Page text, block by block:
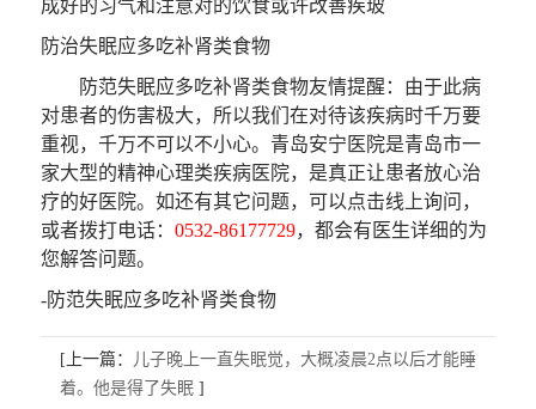
成好的习气和注意对的饮食或许改善疾玻
防治失眠应多吃补肾类食物
防范失眠应多吃补肾类食物友情提醒 ：由于此病
对患者的伤害极大，所以我们在对待该疾病时千万要
重视，千万不可以不小心。青岛安宁医院是青岛市一
家大型的精神心理类疾病医院，是真正让患者放心治
疗的好医院。如还有其它问题，可以点击线上询问，
或者拨打电话：0532-86177729，都会有医生详细的为
您解答问题。
-防范失眠应多吃补肾类食物
[上一篇：
儿子晚上一直失眠觉，大概凌晨2点以后才能睡
着。他是得了失眠]